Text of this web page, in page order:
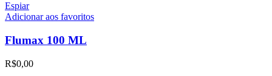
Espiar
Adicionar aos favoritos
Flumax 100 ML
R$0,00